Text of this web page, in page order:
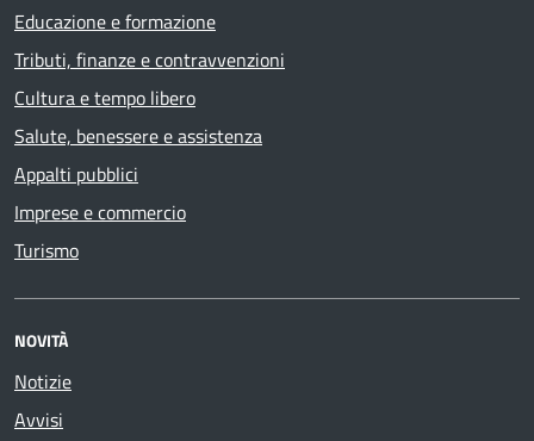
Educazione e formazione
Tributi, finanze e contravvenzioni
Cultura e tempo libero
Salute, benessere e assistenza
Appalti pubblici
Imprese e commercio
Turismo
NOVITÀ
Notizie
Avvisi